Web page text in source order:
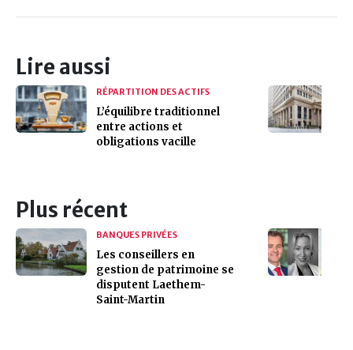
Lire aussi
RÉPARTITION DES ACTIFS
L’équilibre traditionnel
entre actions et
obligations vacille
Plus récent
BANQUES PRIVÉES
Les conseillers en
gestion de patrimoine se
disputent Laethem-
Saint-Martin